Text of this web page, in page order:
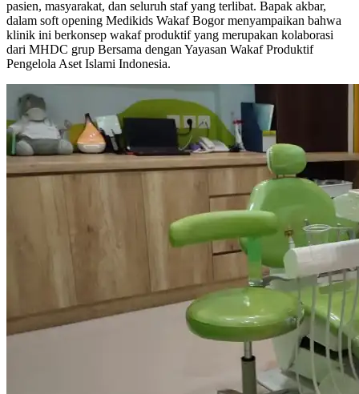
pasien, masyarakat, dan seluruh staf yang terlibat. Bapak akbar,
dalam soft opening Medikids Wakaf Bogor menyampaikan bahwa
klinik ini berkonsep wakaf produktif yang merupakan kolaborasi
dari MHDC grup Bersama dengan Yayasan Wakaf Produktif
Pengelola Aset Islami Indonesia.